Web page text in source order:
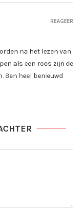
na het lezen van
als een roos zijn de
Ben heel benieuwd
REAGEER